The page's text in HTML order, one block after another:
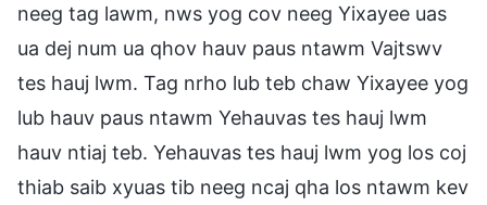
neeg tag lawm, nws yog cov neeg Yixayee uas
ua dej num ua qhov hauv paus ntawm Vajtswv
tes hauj lwm. Tag nrho lub teb chaw Yixayee yog
lub hauv paus ntawm Yehauvas tes hauj lwm
hauv ntiaj teb. Yehauvas tes hauj lwm yog los coj
thiab saib xyuas tib neeg ncaj qha los ntawm kev